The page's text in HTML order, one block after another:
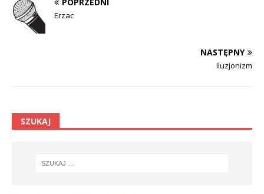
Erzac
NASTĘPNY
Iluzjonizm
SZUKAJ